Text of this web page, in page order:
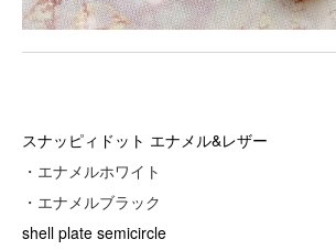
スナッピィドット エナメル&レザー
・エナメルホワイト
・エナメルブラック
shell plate semicircle